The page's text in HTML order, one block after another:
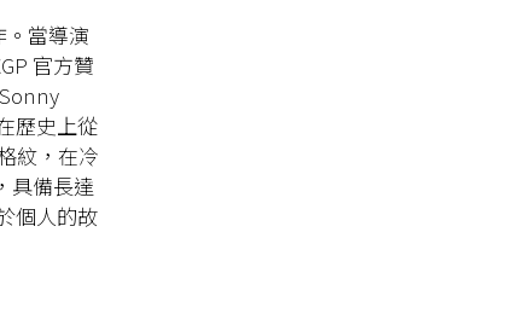
。當導演
官方贊
歷史上從
紋，在冷
具備長達
個人的故